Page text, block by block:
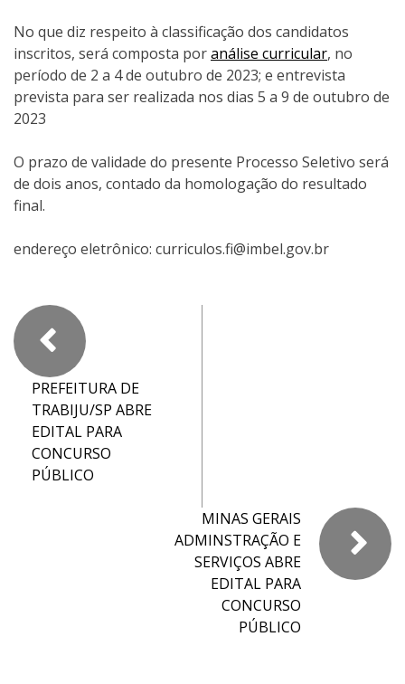
No que diz respeito à classificação dos candidatos
inscritos, será composta poranálise curricular, no
período de 2 a 4 de outubro de 2023; e entrevista
prevista para ser realizada nos dias 5 a 9 de outubro de
2023
O prazo de validade do presente Processo Seletivo será
de dois anos, contado da homologação do resultado
final.
endereço eletrônico: curriculos.fi@imbel.gov.br
PREFEITURA DE
TRABIJU/SP ABRE
EDITAL PARA
CONCURSO
PÚBLICO
MINAS GERAIS
ADMINSTRAÇÃO E
SERVIÇOS ABRE
EDITAL PARA
CONCURSO
PÚBLICO